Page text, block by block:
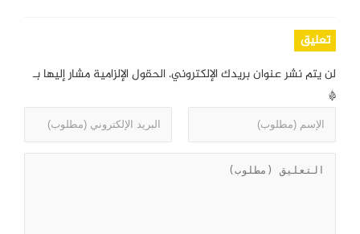
تعليق
لن يتم نشر عنوان بريدك الإلكتروني. الحقول الإلزامية مشار إليها بـ
*